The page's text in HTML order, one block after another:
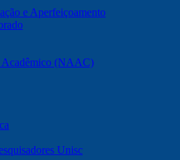
e Aperfeiçoamento
(NAAC)
Unisc